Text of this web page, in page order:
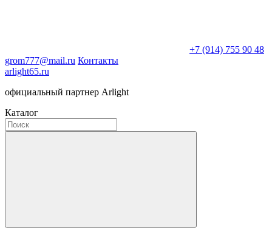
+7 (914) 755 90 48
grom777@mail.ru Контакты
arlight65.ru
официальный партнер Arlight
Каталог